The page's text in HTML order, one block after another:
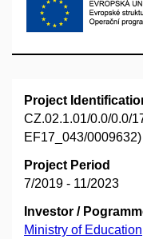
Project
CZ.02.1.01/0.0/0.0/
EF17_043/0009632)
Project Period
7/2019 - 11/2023
Investor /
Ministry of